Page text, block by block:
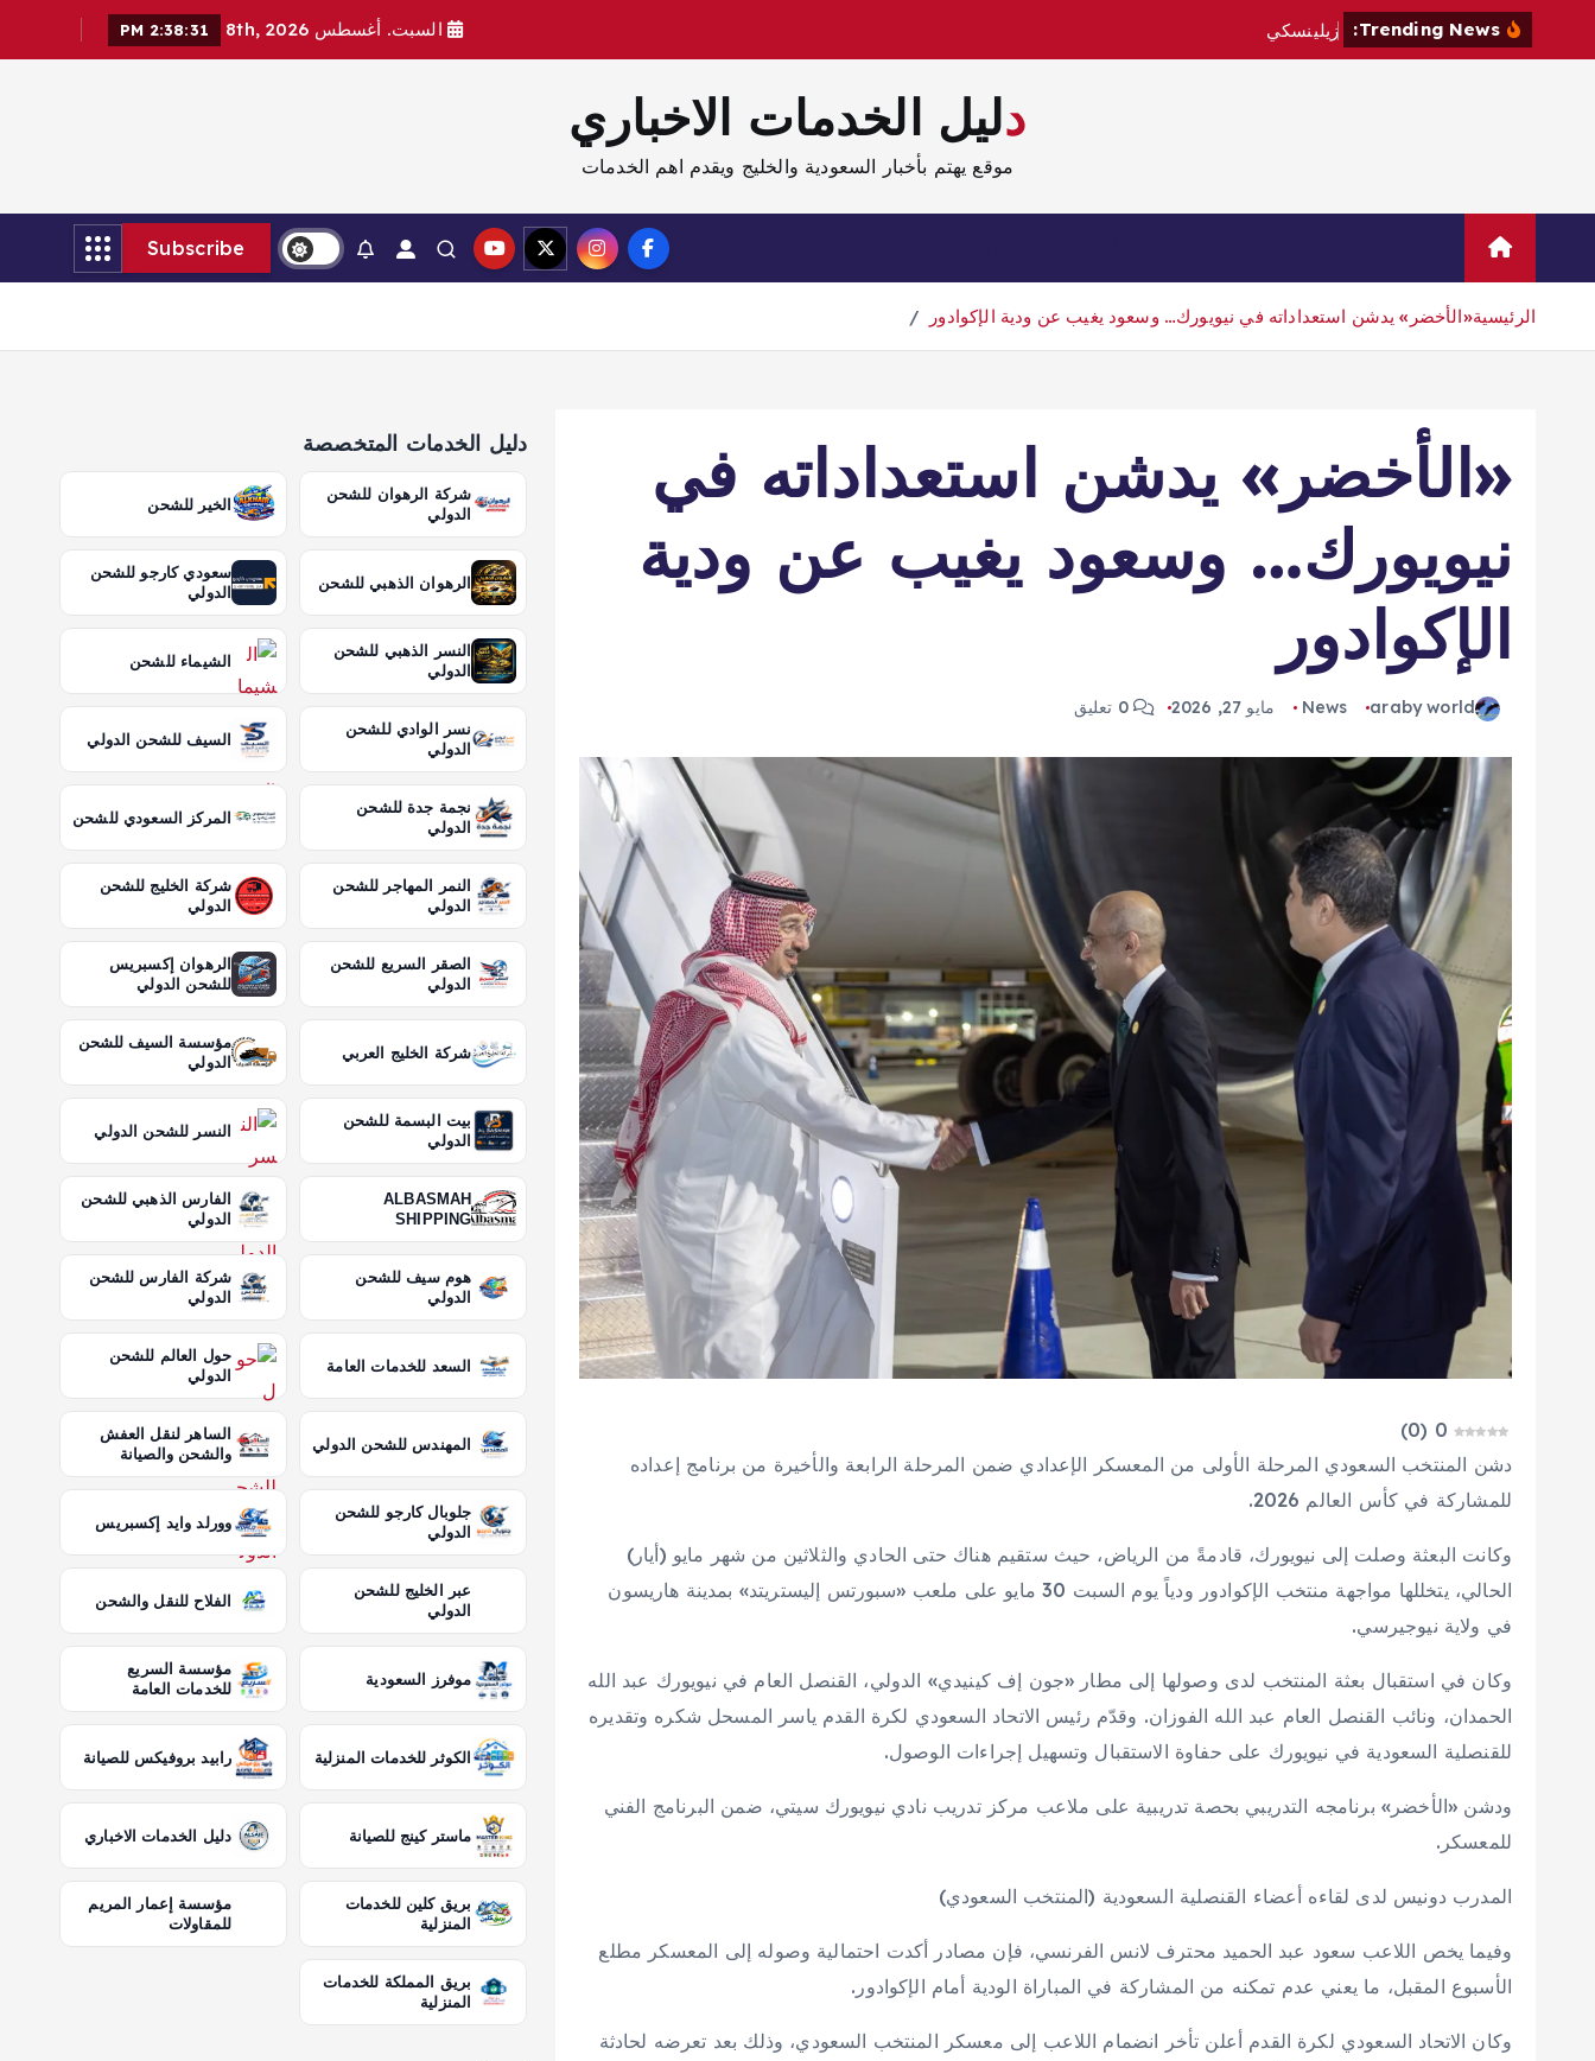
ز يلينسكي السبت. أغسطس 8th, 2026 2:38:32 PM
دليل الخدمات الاخباري
موقع يهتم بأخبار السعودية والخليج ويقدم اهم الخدمات
Subscribe
الرئيسية«الأخضر» يدشن استعداداته في نيويورك… وسعود يغيب عن ودية الإكوادور
«الأخضر» يدشن استعداداته في
نيويورك… وسعود يغيب عن ودية
الإكوادور
araby world
News مايو 27, 2026 0 تعليق
0
(
0
)
دشن المنتخب السعودي المرحلة الأولى من المعسكر الإعدادي ضمن المرحلة الرابعة والأخيرة من برنامج إعداده
للمشاركة في كأس العالم 2026.
وكانت البعثة وصلت إلى نيويورك، قادمةً من الرياض، حيث ستقيم هناك حتى الحادي والثلاثين من شهر مايو (أيار)
الحالي، يتخللها مواجهة منتخب الإكوادور ودياً يوم السبت 30 مايو على ملعب «سبورتس إليستريتد» بمدينة هاريسون
في ولاية نيوجيرسي.
وكان في استقبال بعثة المنتخب لدى وصولها إلى مطار «جون إف كينيدي» الدولي، القنصل العام في نيويورك عبد الله
الحمدان، ونائب القنصل العام عبد الله الفوزان. وقدّم رئيس الاتحاد السعودي لكرة القدم ياسر المسحل شكره وتقديره
للقنصلية السعودية في نيويورك على حفاوة الاستقبال وتسهيل إجراءات الوصول.
ودشن «الأخضر» برنامجه التدريبي بحصة تدريبية على ملاعب مركز تدريب نادي نيويورك سيتي، ضمن البرنامج الفني
للمعسكر.
المدرب دونيس لدى لقاءه أعضاء القنصلية السعودية (المنتخب السعودي)
وفيما يخص اللاعب سعود عبد الحميد محترف لانس الفرنسي، فإن مصادر أكدت احتمالية وصوله إلى المعسكر مطلع
الأسبوع المقبل، ما يعني عدم تمكنه من المشاركة في المباراة الودية أمام الإكوادور.
وكان الاتحاد السعودي لكرة القدم أعلن تأخر انضمام اللاعب إلى معسكر المنتخب السعودي، وذلك بعد تعرضه لحادثة
دليل الخدمات المتخصصة
شركة الرهوان للشحن
الدولي
الخير للشحن
الرهوان الذهبي للشحن
سعودي كارجو للشحن
الدولي
النسر الذهبي للشحن
الدولي
الشيماء للشحن
نسر الوادي للشحن
الدولي
السيف للشحن الدولي
نجمة جدة للشحن
الدولي
المركز السعودي للشحن
النمر المهاجر للشحن
الدولي
شركة الخليج للشحن
الدولي
الصقر السريع للشحن
الدولي
الرهوان إكسبريس
للشحن الدولي
شركة الخليج العربي
مؤسسة السيف للشحن
الدولي
بيت البسمة للشحن
الدولي
النسر للشحن الدولي
ALBASMAH
SHIPPING
الفارس الذهبي للشحن
الدولي
هوم سيف للشحن
الدولي
شركة الفارس للشحن
الدولي
السعد للخدمات العامة
حول العالم للشحن
الدولي
المهندس للشحن الدولي
الساهر لنقل العفش
والشحن والصيانة
جلوبال كارجو للشحن
الدولي
وورلد وايد إكسبريس
عبر الخليج للشحن
الدولي
الفلاح للنقل والشحن
موفرز السعودية
مؤسسة السريع
للخدمات العامة
الكوثر للخدمات المنزلية رابيد بروفيكس للصيانة
ماستر كينج للصيانة دليل الخدمات الاخباري
بريق كلين للخدمات
المنزلية
مؤسسة إعمار المريم
للمقاولات
بريق المملكة للخدمات
المنزلية